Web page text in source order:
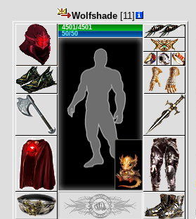
Wolfshade [11]
4501/4501
50/50